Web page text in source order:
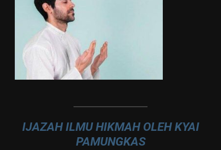
IJAZAH ILMU HIKMAH OLEH KYAI
PAMUNGKAS